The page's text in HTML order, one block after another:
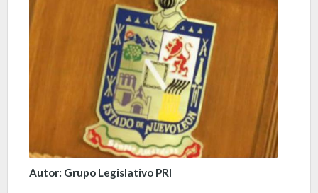
Autor: Grupo Legislativo PRI